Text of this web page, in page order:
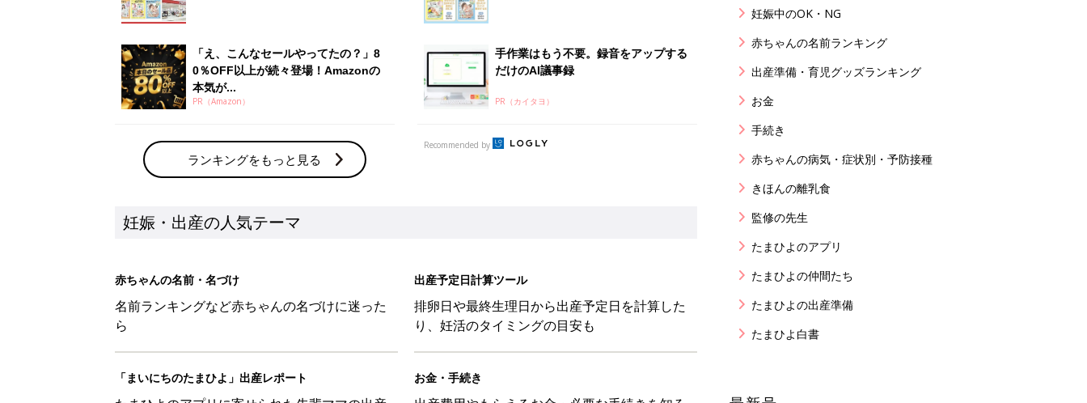
赤ちゃんの名前・名づけ
ら
出産予定日計算ツール
り、妊活のタイミングの目安も
「まいにちのたまひよ」出産レポート
たまひよのアプリに寄せられた先輩ママの出産
体験談
お金・手続き
出産費用やもらえるお金・必要な手続きを知ろ
【笙】を使った名前の漢字の意味と読み、男女別の実例も [赤ちゃんの名づけ・命名]
【毬】を使った女の子の漢字の意味と読み、実例も [赤ちゃんの名づけ・命名]
妊娠・出産
妊娠中のOK・NG
赤ちゃんの名前ランキング
出産準備・育児グッズランキング
お金
手続き
赤ちゃんの病気・症状別・予防接種
きほんの離乳食
監修の先生
たまひよのアプリ
たまひよの仲間たち
たまひよの出産準備
たまひよ白書